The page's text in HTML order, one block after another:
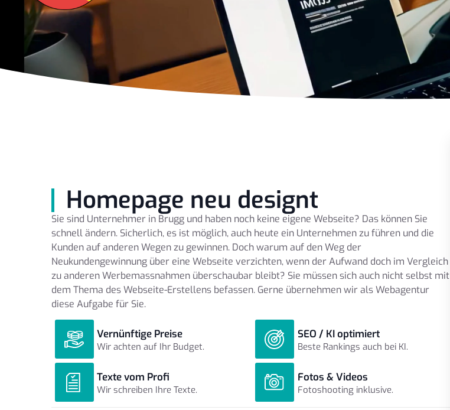
Homepage neu designt
Sie sind Unternehmer in Brugg und haben noch keine eigene Webseite? Das können Sie
schnell ändern. Sicherlich, es ist möglich, auch heute ein Unternehmen zu führen und die
Kunden auf anderen Wegen zu gewinnen. Doch warum auf den Weg der
Neukundengewinnung über eine Webseite verzichten, wenn der Aufwand doch im Vergleich
zu anderen Werbemassnahmen überschaubar bleibt? Sie müssen sich auch nicht selbst mit
dem Thema des Webseite-Erstellens befassen. Gerne übernehmen wir als Webagentur
diese Aufgabe für Sie.
Vernünftige Preise
Wir achten auf Ihr Budget.
SEO / KI optimiert
Beste Rankings auch bei KI.
Texte vom Profi
Wir schreiben Ihre Texte.
Fotos & Videos
Fotoshooting inklusive.